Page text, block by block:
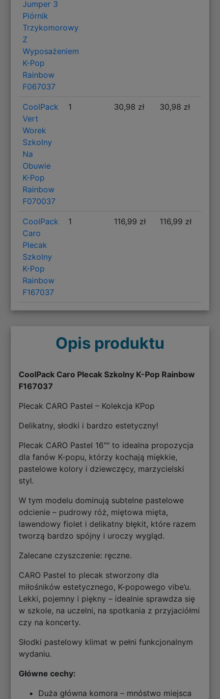
Jumper 3
Piórnik
Trzykomorowy
Z
Wyposażeniem
K-Pop
Rainbow
F067037
CoolPack
Vert
Worek
Szkolny
Na
Obuwie
K-Pop
Rainbow
F070037
1 30,98 zł 30,98 zł
CoolPack
Caro
Plecak
Szkolny
K-Pop
Rainbow
F167037
1 116,99 zł 116,99 zł
Opis produktu
CoolPack Caro Plecak Szkolny K-Pop Rainbow
F167037
Plecak CARO Pastel – Kolekcja KPop
Delikatny, słodki i bardzo estetyczny!
Plecak CARO Pastel 16"" to idealna propozycja
dla fanów K-popu, którzy kochają miękkie,
pastelowe kolory i dziewczęcy, marzycielski
styl.
W tym modelu dominują subtelne pastelowe
odcienie – pudrowy róż, miętowa mięta,
lawendowy fiolet i delikatny błękit, które razem
tworzą bardzo spójny i uroczy wygląd.
Zalecane czyszczenie: ręczne.
CARO Pastel to plecak stworzony dla
miłośników estetycznego, K-popowego vibe’u.
Lekki, pojemny i piękny – idealnie sprawdza się
w szkole, na uczelni, na spotkania z przyjaciółmi
czy na koncerty.
Słodki pastelowy klimat w pełni funkcjonalnym
wydaniu.
Główne cechy:
Duża główna komora – mnóstwo miejsca